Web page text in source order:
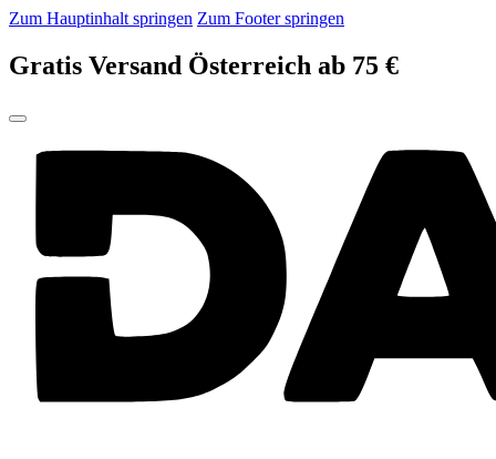
Zum Hauptinhalt springen Zum Footer springen
Gratis Versand Österreich ab 75 €